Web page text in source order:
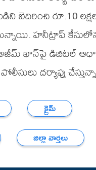
బెదిరించి రూ.10
హనీట్రాప్
ఖాన్‌పై డిజిటల్
దర్యాప్తు
క్రైమ్
జిల్లా వార్తలు